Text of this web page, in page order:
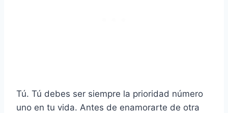
Tú. Tú debes ser siempre la prioridad número
uno en tu vida. Antes de enamorarte de otra